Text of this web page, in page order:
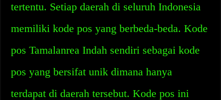
tertentu. Setiap daerah di seluruh Indonesia
memiliki kode pos yang berbeda-beda. Kode
pos Tamalanrea Indah sendiri sebagai kode
pos yang bersifat unik dimana hanya
terdapat di daerah tersebut. Kode pos ini